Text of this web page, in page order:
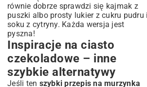
równie dobrze sprawdzi się kajmak z
puszki albo prosty lukier z cukru pudru i
soku z cytryny. Każda wersja jest
pyszna!
Inspiracje na ciasto
czekoladowe – inne
szybkie alternatywy
Jeśli ten szybki przepis na murzynka